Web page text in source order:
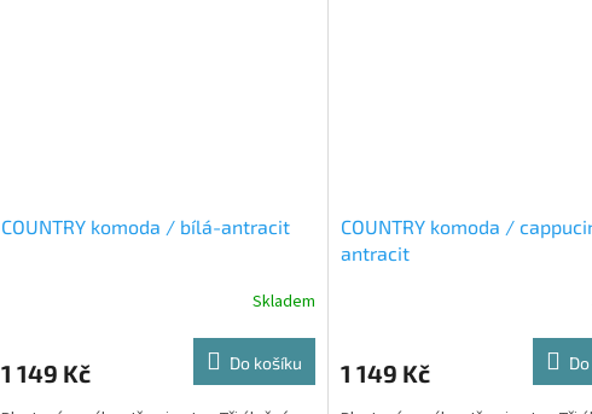
COUNTRY komoda / bílá-antracit
Skladem
1 149 Kč Do košíku
COUNTRY komoda /
antracit
1 149 Kč